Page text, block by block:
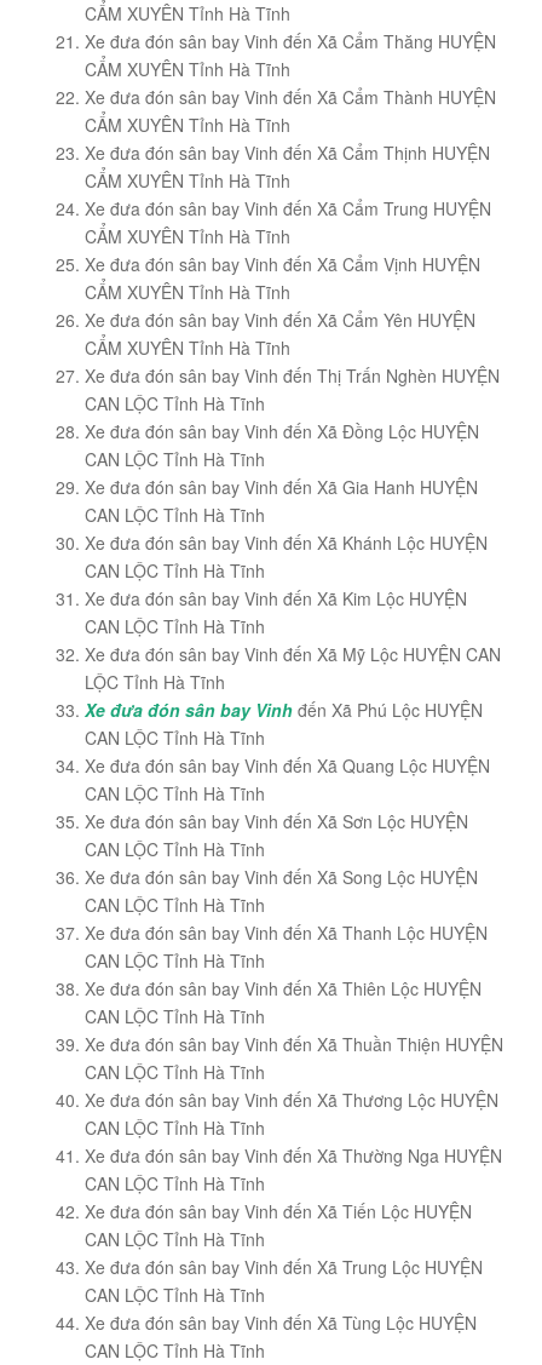
CẨM XUYÊN Tỉnh Hà Tĩnh
Xe đưa đón sân bay Vinh đến Xã Cẩm Thăng HUYỆN
CẨM XUYÊN Tỉnh Hà Tĩnh
Xe đưa đón sân bay Vinh đến Xã Cẩm Thành HUYỆN
CẨM XUYÊN Tỉnh Hà Tĩnh
Xe đưa đón sân bay Vinh đến Xã Cẩm Thịnh HUYỆN
CẨM XUYÊN Tỉnh Hà Tĩnh
Xe đưa đón sân bay Vinh đến Xã Cẩm Trung HUYỆN
CẨM XUYÊN Tỉnh Hà Tĩnh
Xe đưa đón sân bay Vinh đến Xã Cẩm Vịnh HUYỆN
CẨM XUYÊN Tỉnh Hà Tĩnh
Xe đưa đón sân bay Vinh đến Xã Cẩm Yên HUYỆN
CẨM XUYÊN Tỉnh Hà Tĩnh
Xe đưa đón sân bay Vinh đến Thị Trấn Nghèn HUYỆN
CAN LỘC Tỉnh Hà Tĩnh
Xe đưa đón sân bay Vinh đến Xã Đồng Lộc HUYỆN
CAN LỘC Tỉnh Hà Tĩnh
Xe đưa đón sân bay Vinh đến Xã Gia Hanh HUYỆN
CAN LỘC Tỉnh Hà Tĩnh
Xe đưa đón sân bay Vinh đến Xã Khánh Lộc HUYỆN
CAN LỘC Tỉnh Hà Tĩnh
Xe đưa đón sân bay Vinh đến Xã Kim Lộc HUYỆN
CAN LỘC Tỉnh Hà Tĩnh
Xe đưa đón sân bay Vinh đến Xã Mỹ Lộc HUYỆN CAN
LỘC Tỉnh Hà Tĩnh
Xe đưa đón sân bay Vinh đến Xã Phú Lộc HUYỆN
CAN LỘC Tỉnh Hà Tĩnh
Xe đưa đón sân bay Vinh đến Xã Quang Lộc HUYỆN
CAN LỘC Tỉnh Hà Tĩnh
Xe đưa đón sân bay Vinh đến Xã Sơn Lộc HUYỆN
CAN LỘC Tỉnh Hà Tĩnh
Xe đưa đón sân bay Vinh đến Xã Song Lộc HUYỆN
CAN LỘC Tỉnh Hà Tĩnh
Xe đưa đón sân bay Vinh đến Xã Thanh Lộc HUYỆN
CAN LỘC Tỉnh Hà Tĩnh
Xe đưa đón sân bay Vinh đến Xã Thiên Lộc HUYỆN
CAN LỘC Tỉnh Hà Tĩnh
Xe đưa đón sân bay Vinh đến Xã Thuần Thiện HUYỆN
CAN LỘC Tỉnh Hà Tĩnh
Xe đưa đón sân bay Vinh đến Xã Thương Lộc HUYỆN
CAN LỘC Tỉnh Hà Tĩnh
Xe đưa đón sân bay Vinh đến Xã Thường Nga HUYỆN
CAN LỘC Tỉnh Hà Tĩnh
Xe đưa đón sân bay Vinh đến Xã Tiến Lộc HUYỆN
CAN LỘC Tỉnh Hà Tĩnh
Xe đưa đón sân bay Vinh đến Xã Trung Lộc HUYỆN
CAN LỘC Tỉnh Hà Tĩnh
Xe đưa đón sân bay Vinh đến Xã Tùng Lộc HUYỆN
CAN LỘC Tỉnh Hà Tĩnh